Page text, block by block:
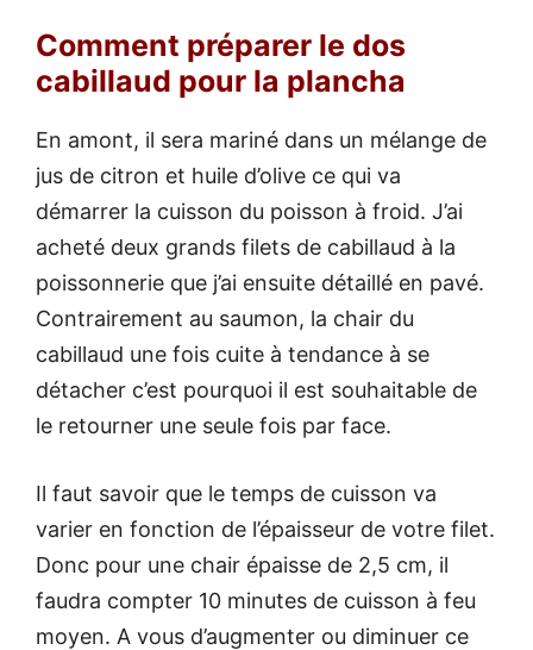
Comment préparer le dos
cabillaud pour la plancha
En amont, il sera mariné dans un mélange de
jus de citron et huile d’olive ce qui va
démarrer la cuisson du poisson à froid. J’ai
acheté deux grands filets de cabillaud à la
poissonnerie que j’ai ensuite détaillé en pavé.
Contrairement au saumon, la chair du
cabillaud une fois cuite à tendance à se
détacher c’est pourquoi il est souhaitable de
le retourner une seule fois par face.
Il faut savoir que le temps de cuisson va
varier en fonction de l’épaisseur de votre filet.
Donc pour une chair épaisse de 2,5 cm, il
faudra compter 10 minutes de cuisson à feu
moyen. A vous d’augmenter ou diminuer ce